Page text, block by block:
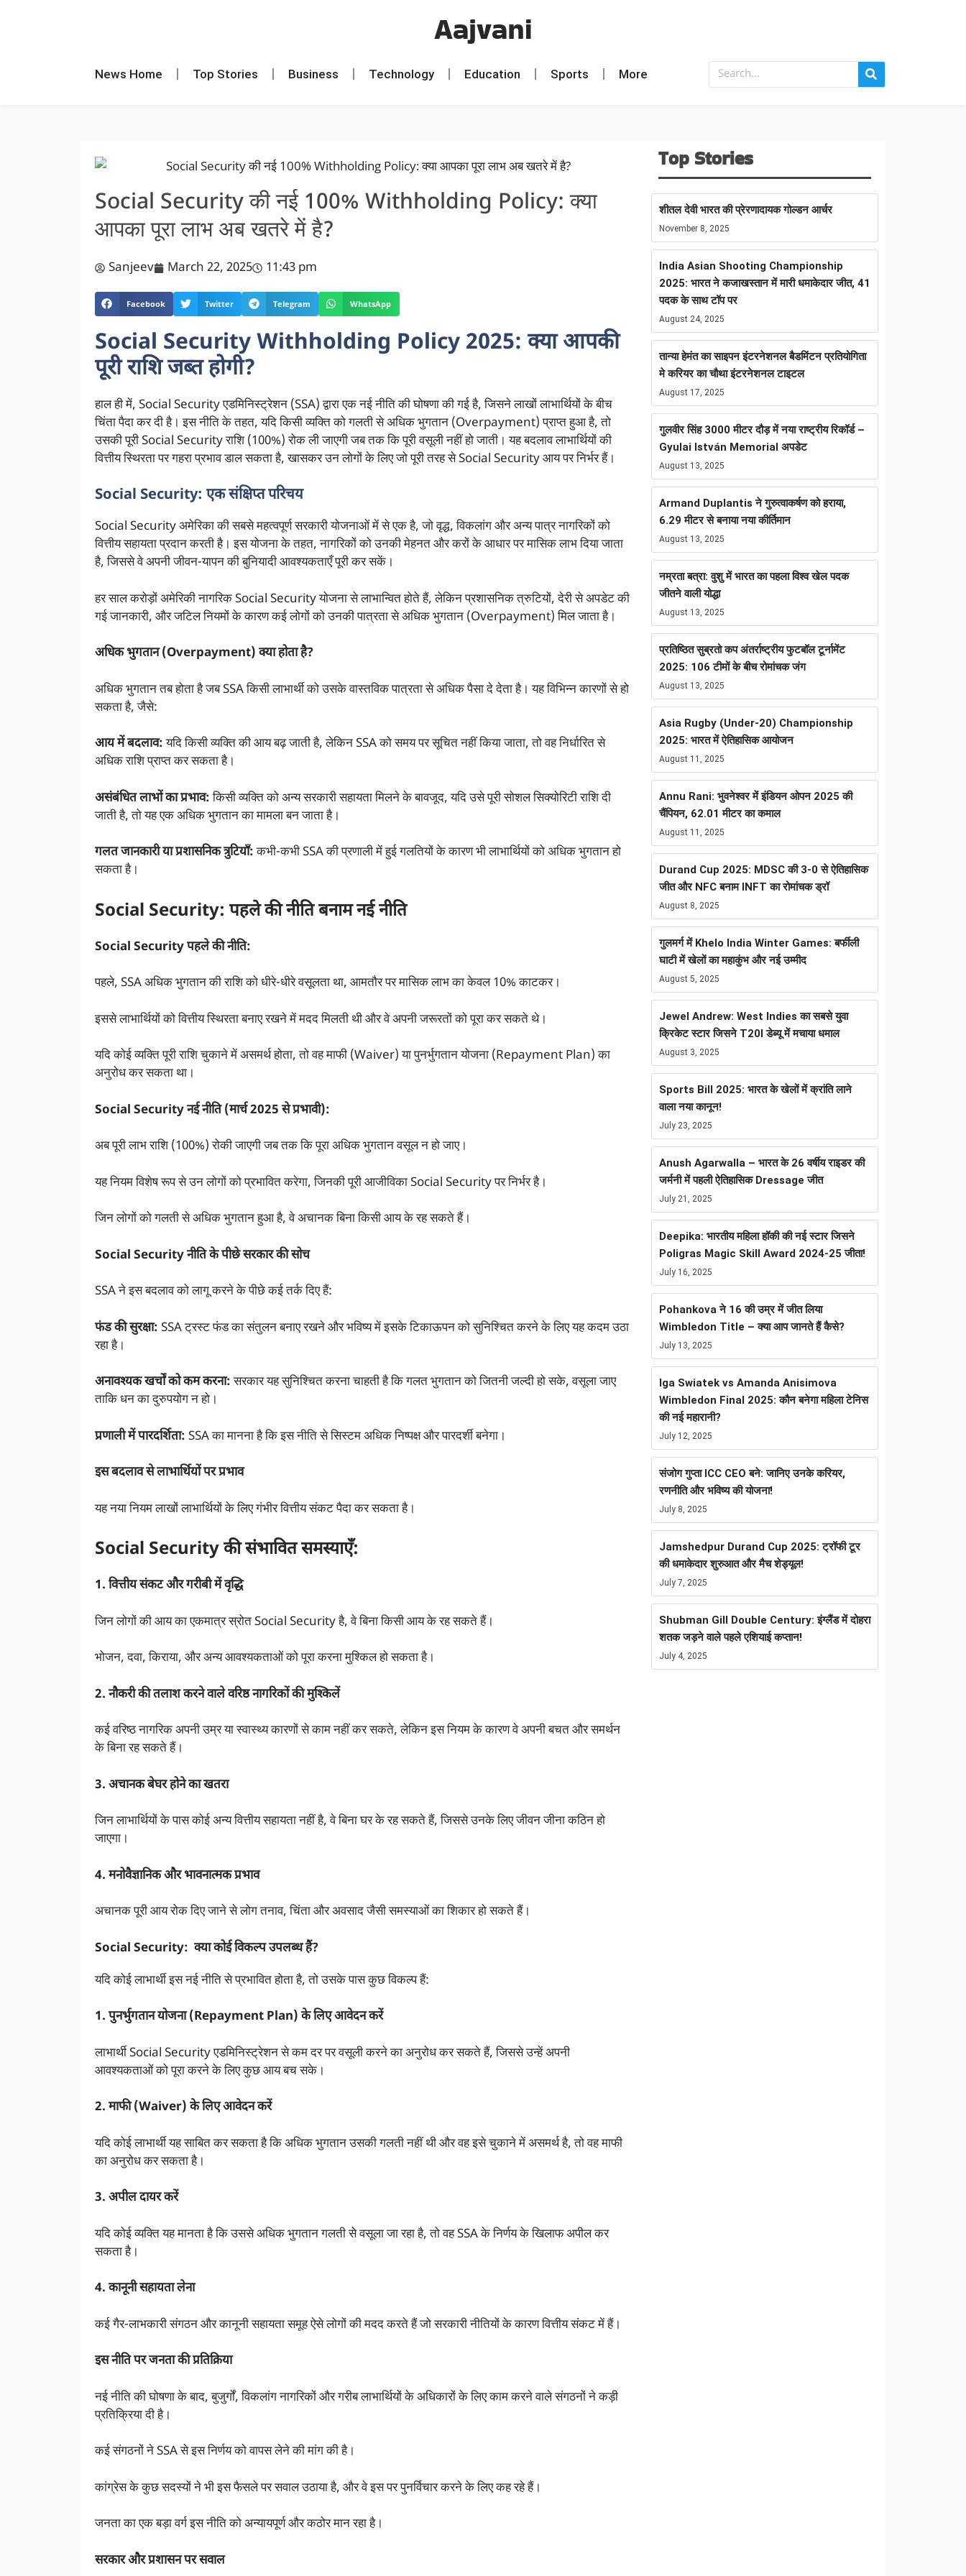
Aajvani
News Home Top Stories Business Technology Education Sports More
Social Security की नई 100% Withholding Policy: क्या
आपका पूरा लाभ अब खतरे में है?
Sanjeev March 22, 2025 11:43 pm
Facebook Twitter Telegram WhatsApp
Social Security Withholding Policy 2025: क्या आपकी
पूरी राशि जब्त होगी?
हाल ही में, Social Security एडमिनिस्ट्रेशन (SSA) द्वारा एक नई नीति की घोषणा की गई है, जिसने लाखों लाभार्थियों के बीच
चिंता पैदा कर दी है। इस नीति के तहत, यदि किसी व्यक्ति को गलती से अधिक भुगतान (Overpayment) प्राप्त हुआ है, तो
उसकी पूरीSocial Security राशि (100%) रोक ली जाएगी जब तक कि पूरी वसूली नहीं हो जाती। यह बदलाव लाभार्थियों की
वित्तीय स्थिरता पर गहरा प्रभाव डाल सकता है, खासकर उन लोगों के लिए जो पूरी तरह सेSocial Security आय पर निर्भर हैं।
Social Security: एक संक्षिप्त परिचय
Social Security अमेरिका की सबसे महत्वपूर्ण सरकारी योजनाओं में से एक है, जो वृद्ध, विकलांग और अन्य पात्र नागरिकों को
वित्तीय सहायता प्रदान करती है। इस योजना के तहत, नागरिकों को उनकी मेहनत और करों के आधार पर मासिक लाभ दिया जाता
है, जिससे वे अपनी जीवन-यापन की बुनियादी आवश्यकताएँ पूरी कर सकें।
हर साल करोड़ों अमेरिकी नागरिक Social Security योजना से लाभान्वित होते हैं, लेकिन प्रशासनिक त्रुटियों, देरी से अपडेट की
गई जानकारी, और जटिल नियमों के कारण कई लोगों को उनकी पात्रता से अधिक भुगतान (Overpayment) मिल जाता है।
अधिक भुगतान (Overpayment) क्या होता है?
अधिक भुगतान तब होता है जब SSA किसी लाभार्थी को उसके वास्तविक पात्रता से अधिक पैसा दे देता है। यह विभिन्न कारणों से हो
सकता है, जैसे:
आय में बदलाव:यदि किसी व्यक्ति की आय बढ़ जाती है, लेकिन SSA को समय पर सूचित नहीं किया जाता, तो वह निर्धारित से
अधिक राशि प्राप्त कर सकता है।
असंबंधित लाभों का प्रभाव:किसी व्यक्ति को अन्य सरकारी सहायता मिलने के बावजूद, यदि उसे पूरी सोशल सिक्योरिटी राशि दी
जाती है, तो यह एक अधिक भुगतान का मामला बन जाता है।
गलत जानकारी या प्रशासनिक त्रुटियाँ:कभी-कभी SSA की प्रणाली में हुई गलतियों के कारण भी लाभार्थियों को अधिक भुगतान हो
सकता है।
Social Security: पहले की नीति बनाम नई नीति
Social Security पहले की नीति:
पहले, SSA अधिक भुगतान की राशि को धीरे-धीरे वसूलता था, आमतौर पर मासिक लाभ का केवल 10% काटकर।
इससे लाभार्थियों को वित्तीय स्थिरता बनाए रखने में मदद मिलती थी और वे अपनी जरूरतों को पूरा कर सकते थे।
यदि कोई व्यक्ति पूरी राशि चुकाने में असमर्थ होता, तो वह माफी (Waiver) या पुनर्भुगतान योजना (Repayment Plan) का
अनुरोध कर सकता था।
Social Security नई नीति (मार्च 2025 से प्रभावी):
अब पूरी लाभ राशि (100%) रोकी जाएगी जब तक कि पूरा अधिक भुगतान वसूल न हो जाए।
यह नियम विशेष रूप से उन लोगों को प्रभावित करेगा, जिनकी पूरी आजीविका Social Security पर निर्भर है।
जिन लोगों को गलती से अधिक भुगतान हुआ है, वे अचानक बिना किसी आय के रह सकते हैं।
Social Security नीति के पीछे सरकार की सोच
SSA ने इस बदलाव को लागू करने के पीछे कई तर्क दिए हैं:
फंड की सुरक्षा: SSA ट्रस्ट फंड का संतुलन बनाए रखने और भविष्य में इसके टिकाऊपन को सुनिश्चित करने के लिए यह कदम उठा
रहा है।
अनावश्यक खर्चों को कम करना:सरकार यह सुनिश्चित करना चाहती है कि गलत भुगतान को जितनी जल्दी हो सके, वसूला जाए
ताकि धन का दुरुपयोग न हो।
प्रणाली में पारदर्शिता: SSA का मानना है कि इस नीति से सिस्टम अधिक निष्पक्ष और पारदर्शी बनेगा।
इस बदलाव से लाभार्थियों पर प्रभाव
यह नया नियम लाखों लाभार्थियों के लिए गंभीर वित्तीय संकट पैदा कर सकता है।
Social Security कीसंभावित समस्याएँ:
1. वित्तीय संकट और गरीबी में वृद्धि
जिन लोगों की आय का एकमात्र स्रोत Social Security है, वे बिना किसी आय के रह सकते हैं।
भोजन, दवा, किराया, और अन्य आवश्यकताओं को पूरा करना मुश्किल हो सकता है।
2. नौकरी की तलाश करने वाले वरिष्ठ नागरिकों की मुश्किलें
कई वरिष्ठ नागरिक अपनी उम्र या स्वास्थ्य कारणों से काम नहीं कर सकते, लेकिन इस नियम के कारण वे अपनी बचत और समर्थन
के बिना रह सकते हैं।
3. अचानक बेघर होने का खतरा
जिन लाभार्थियों के पास कोई अन्य वित्तीय सहायता नहीं है, वे बिना घर के रह सकते हैं, जिससे उनके लिए जीवन जीना कठिन हो
जाएगा।
4. मनोवैज्ञानिक और भावनात्मक प्रभाव
अचानक पूरी आय रोक दिए जाने से लोग तनाव, चिंता और अवसाद जैसी समस्याओं का शिकार हो सकते हैं।
Social Security: क्या कोई विकल्प उपलब्ध हैं?
यदि कोई लाभार्थी इस नई नीति से प्रभावित होता है, तो उसके पास कुछ विकल्प हैं:
1. पुनर्भुगतान योजना (Repayment Plan) के लिए आवेदन करें
लाभार्थी Social Security एडमिनिस्ट्रेशनसे कम दर पर वसूली करने का अनुरोध कर सकते हैं, जिससे उन्हें अपनी
आवश्यकताओं को पूरा करने के लिए कुछ आय बच सके।
2. माफी (Waiver) के लिए आवेदन करें
यदि कोई लाभार्थी यह साबित कर सकता है कि अधिक भुगतान उसकी गलती नहीं थी और वह इसे चुकाने में असमर्थ है, तो वह माफी
का अनुरोध कर सकता है।
3. अपील दायर करें
यदि कोई व्यक्ति यह मानता है कि उससे अधिक भुगतान गलती से वसूला जा रहा है, तो वह SSA के निर्णय के खिलाफ अपील कर
सकता है।
4. कानूनी सहायता लेना
कई गैर-लाभकारी संगठन और कानूनी सहायता समूह ऐसे लोगों की मदद करते हैं जो सरकारी नीतियों के कारण वित्तीय संकट में हैं।
इस नीति पर जनता की प्रतिक्रिया
नई नीति की घोषणा के बाद, बुजुर्गों, विकलांग नागरिकों और गरीब लाभार्थियों के अधिकारों के लिए काम करने वाले संगठनों ने कड़ी
प्रतिक्रिया दी है।
कई संगठनों ने SSA से इस निर्णय को वापस लेने की मांग की है।
कांग्रेस के कुछ सदस्यों ने भी इस फैसले पर सवाल उठाया है, और वे इस पर पुनर्विचार करने के लिए कह रहे हैं।
जनता का एक बड़ा वर्ग इस नीति को अन्यायपूर्ण और कठोर मान रहा है।
सरकार और प्रशासन पर सवाल
Top Stories
शीतल देवी भारत की प्रेरणादायक गोल्डन आर्चर
November 8, 2025
India Asian Shooting Championship
2025: भारत ने कजाखस्तान में मारी धमाकेदार जीत, 41
पदक के साथ टॉप पर
August 24, 2025
तान्या हेमंत का साइपन इंटरनेशनल बैडमिंटन प्रतियोगिता
मे करियर का चौथा इंटरनेशनल टाइटल
August 17, 2025
गुलवीर सिंह 3000 मीटर दौड़ में नया राष्ट्रीय रिकॉर्ड –
Gyulai István Memorial अपडेट
August 13, 2025
Armand Duplantis ने गुरुत्वाकर्षण को हराया,
6.29 मीटर से बनाया नया कीर्तिमान
August 13, 2025
नम्रता बत्रा: वुशु में भारत का पहला विश्व खेल पदक
जीतने वाली योद्धा
August 13, 2025
प्रतिष्ठित सुब्रतो कप अंतर्राष्ट्रीय फुटबॉल टूर्नामेंट
2025: 106 टीमों के बीच रोमांचक जंग
August 13, 2025
Asia Rugby (Under-20) Championship
2025: भारत में ऐतिहासिक आयोजन
August 11, 2025
Annu Rani: भुवनेश्वर में इंडियन ओपन 2025 की
चैंपियन, 62.01 मीटर का कमाल
August 11, 2025
Durand Cup 2025: MDSC की 3-0 से ऐतिहासिक
जीत और NFC बनाम INFT का रोमांचक ड्रॉ
August 8, 2025
गुलमर्ग में Khelo India Winter Games: बर्फीली
घाटी में खेलों का महाकुंभ और नई उम्मीद
August 5, 2025
Jewel Andrew: West Indies का सबसे युवा
क्रिकेट स्टार जिसने T20I डेब्यू में मचाया धमाल
August 3, 2025
Sports Bill 2025: भारत के खेलों में क्रांति लाने
वाला नया कानून!
July 23, 2025
Anush Agarwalla – भारत के 26 वर्षीय राइडर की
जर्मनी में पहली ऐतिहासिक Dressage जीत
July 21, 2025
Deepika: भारतीय महिला हॉकी की नई स्टार जिसने
Poligras Magic Skill Award 2024-25 जीता!
July 16, 2025
Pohankova ने 16 की उम्र में जीत लिया
Wimbledon Title – क्या आप जानते हैं कैसे?
July 13, 2025
Iga Swiatek vs Amanda Anisimova
Wimbledon Final 2025: कौन बनेगा महिला टेनिस
की नई महारानी?
July 12, 2025
संजोग गुप्ता ICC CEO बने: जानिए उनके करियर,
रणनीति और भविष्य की योजना!
July 8, 2025
Jamshedpur Durand Cup 2025: ट्रॉफी टूर
की धमाकेदार शुरुआत और मैच शेड्यूल!
July 7, 2025
Shubman Gill Double Century: इंग्लैंड में दोहरा
शतक जड़ने वाले पहले एशियाई कप्तान!
July 4, 2025